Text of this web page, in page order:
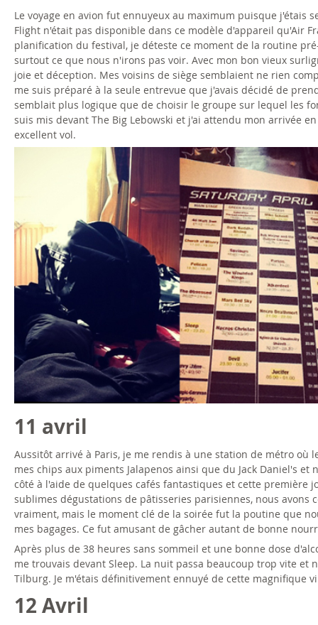
Le voyage en avion fut ennuyeux au maximum puisque
Flight n'était pas disponible dans ce modèle d'appareil qu'Air
planification du festival, je déteste ce moment de la routine
surtout ce que nous n'irons pas voir. Avec mon bon vieux
joie et déception. Mes voisins de siège semblaient ne rien
me suis préparé à la seule entrevue que j'avais décidé de
semblait plus logique que de choisir le groupe sur lequel les
suis mis devant The Big Lebowski et j'ai attendu mon arrivée
excellent vol.
11 avril
Aussitôt arrivé à Paris, je me rendis à une station de métro où
mes chips aux piments Jalapenos ainsi que du Jack Daniel's
côté à l'aide de quelques cafés fantastiques et cette première
sublimes dégustations de pâtisseries parisiennes, nous
vraiment, mais le moment clé de la soirée fut la poutine que
mes bagages. Ce fut amusant de gâcher autant de bonne
Après plus de 38 heures sans sommeil et une bonne dose
me trouvais devant Sleep. La nuit passa beaucoup trop vite
Tilburg. Je m'étais définitivement ennuyé de cette magnifique
12 Avril